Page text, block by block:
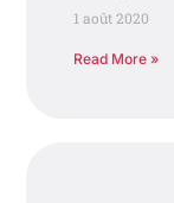
1 août 2020
Read More »